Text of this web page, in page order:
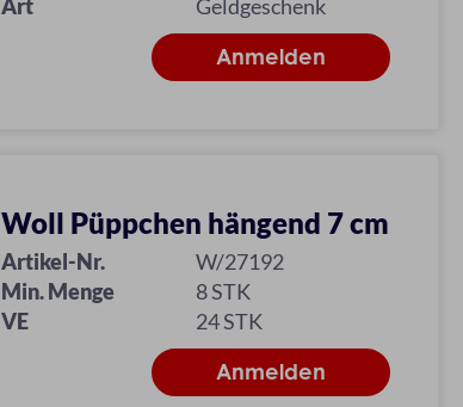
Art
Geldgeschenk
Woll Püppchen hängend 7 cm
Artikel-Nr.
W/27192
Min. Menge
8 STK
VE
24 STK